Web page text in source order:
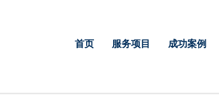
首页 服务项目 成功案例